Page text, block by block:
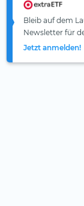
Bleib auf dem
Newsletter für
Jetzt anmelden!